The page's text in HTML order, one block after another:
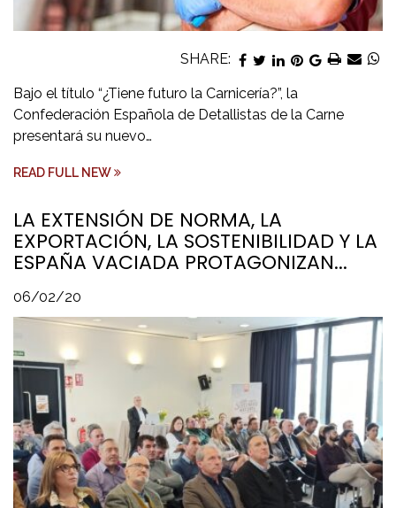
SHARE:
Bajo el título “¿Tiene futuro la Carnicería?”, la
Confederación Española de Detallistas de la Carne
presentará su nuevo…
READ FULL NEW
LA EXTENSIÓN DE NORMA, LA
EXPORTACIÓN, LA SOSTENIBILIDAD Y LA
ESPAÑA VACIADA PROTAGONIZAN...
06/02/20